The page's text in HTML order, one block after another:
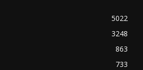
5022
3248
863
733